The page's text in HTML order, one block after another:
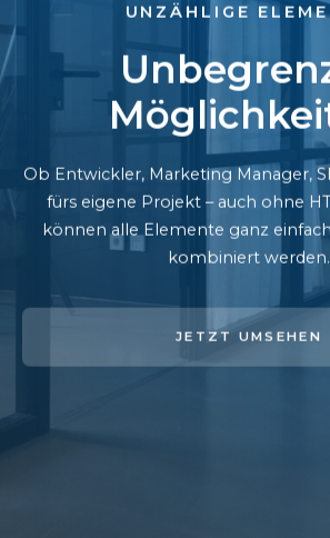
UNZÄHLIGE
Ob Entwickler, Marketing Manager,
fürs eigene Projekt – auch ohne
können alle Elemente ganz
kombiniert werden.
JETZT UMSEHEN